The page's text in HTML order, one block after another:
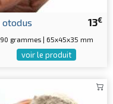
13€
otodus
90 grammes | 65x45x35 mm
voir le produit